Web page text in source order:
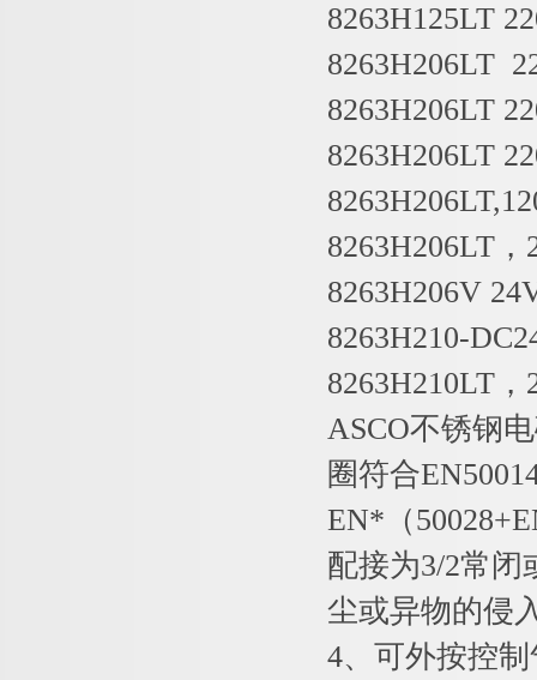
8263H125LT
8263H206LT
8263H206LT
8263H206LT
8263H206LT，
8263H206V
8263H210-
8263H210LT，
ASCO不锈钢
圈符合
EN*（
配接为3/2常闭
尘或异物的侵
4、可外按控